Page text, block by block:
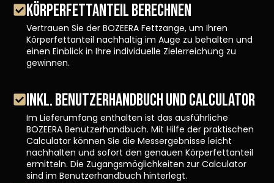
KÖRPERFETTANTEIL BERECHNEN
Vertrauen Sie der BOZEERA Fettzange, um Ihren
Körperfettanteil nachhaltig im Auge zu behalten und
einen Einblick in Ihre individuelle Zielerreichung zu
gewinnen.
INKL. BENUTZERHANDBUCH UND CALCULATOR
Im Lieferumfang enthalten ist das ausführliche
BOZEERA Benutzerhandbuch. Mit Hilfe der praktischen
Calculator können Sie die Messergebnisse leicht
nachhalten und sofort den genauen Körperfettanteil
ermitteln. Die Zugangsmöglichkeiten zur Calculator
sind im Benutzerhandbuch hinterlegt.